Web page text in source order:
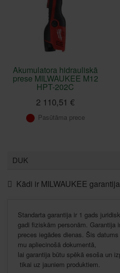
Akumulatora hidrauliskā
prese MILWAUKEE M12
HPT-202C
2 110,51 €
Pasūtāma prece
DUK
Kādi ir MILWAUKEE
Standarta garantija ir 1 gads
gadi fiziskām personām Garantija
preces iegādes dienas Šis datums
mu apliecinošā dokumentā
lai garantija būtu spēkā esoša un
tikai uz jauniem produktiem